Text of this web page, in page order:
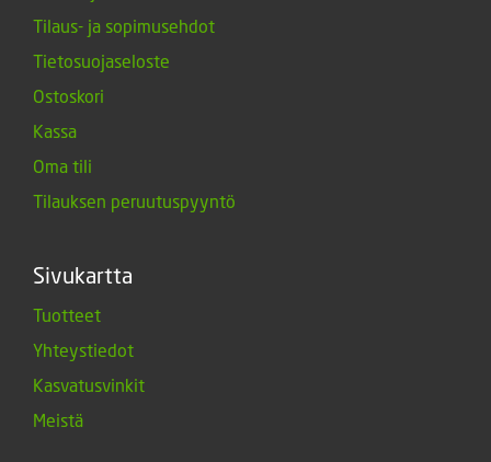
Tilaus- ja sopimusehdot
Tietosuojaseloste
Ostoskori
Kassa
Oma tili
Tilauksen peruutuspyyntö
Sivukartta
Tuotteet
Yhteystiedot
Kasvatusvinkit
Meistä